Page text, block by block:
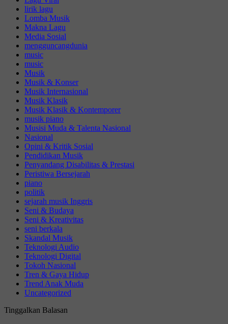
lirik lagu
Lomba Musik
Makna Lagu
Media Sosial
mengguncangdunia
music
music
Musik
Musik & Konser
Musik Internasional
Musik Klasik
Musik Klasik & Kontemporer
musik piano
Musisi Muda & Talenta Nasional
Nasional
Opini & Kritik Sosial
Pendidikan Musik
Penyandang Disabilitas & Prestasi
Peristiwa Bersejarah
piano
politik
sejarah musik Inggris
Seni & Budaya
Seni & Kreativitas
seni berkala
Skandal Musik
Teknologi Audio
Teknologi Digital
Tokoh Nasional
Tren & Gaya Hidup
Trend Anak Muda
Uncategorized
Tinggalkan Balasan